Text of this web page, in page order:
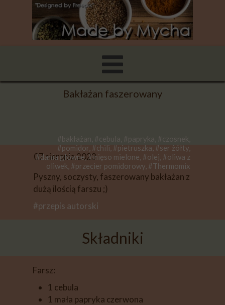
#bakłażan, #cebula, #papryka, #czosnek,
#pomidor, #chili, #pietruszka, #ser żółty,
#dania główne, #mięso mielone, #olej, #oliwa z
oliwek, #przecier pomidorowy, #Thermomix
07 sierpnia 2023
Bakłażan faszerowany
Pyszny, soczysty, faszerowany bakłażan z
dużą ilością farszu ;)
#przepis autorski
Składniki
​​​​​​Farsz:
1 cebula
1 mała papryka czerwona